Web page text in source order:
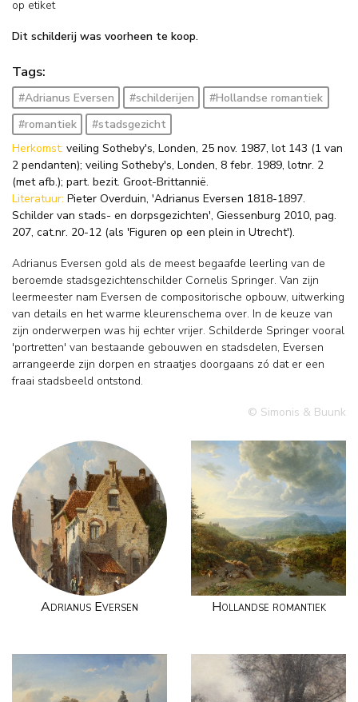
op etiket
Dit schilderij was voorheen te koop.
Tags:
#Adrianus Eversen #schilderijen
#Hollandse romantiek
#romantiek
#stadsgezicht
Herkomst: veiling Sotheby's, Londen, 25 nov. 1987, lot 143 (1 van
2 pendanten); veiling Sotheby's, Londen, 8 febr. 1989, lotnr. 2
(met afb.); part. bezit. Groot-Brittannië.
Literatuur: Pieter Overduin, 'Adrianus Eversen 1818-1897.
Schilder van stads- en dorpsgezichten', Giessenburg 2010, pag.
207, cat.nr. 20-12 (als 'Figuren op een plein in Utrecht').
Adrianus Eversen gold als de meest begaafde leerling van de
beroemde stadsgezichtenschilder Cornelis Springer. Van zijn
leermeester nam Eversen de compositorische opbouw, uitwerking
van details en het warme kleurenschema over. In de keuze van
zijn onderwerpen was hij echter vrijer. Schilderde Springer vooral
'portretten' van bestaande gebouwen en stadsdelen, Eversen
arrangeerde zijn dorpen en straatjes doorgaans zó dat er een
fraai stadsbeeld ontstond.
© Simonis & Buunk
Adrianus Eversen Hollandse romantiek